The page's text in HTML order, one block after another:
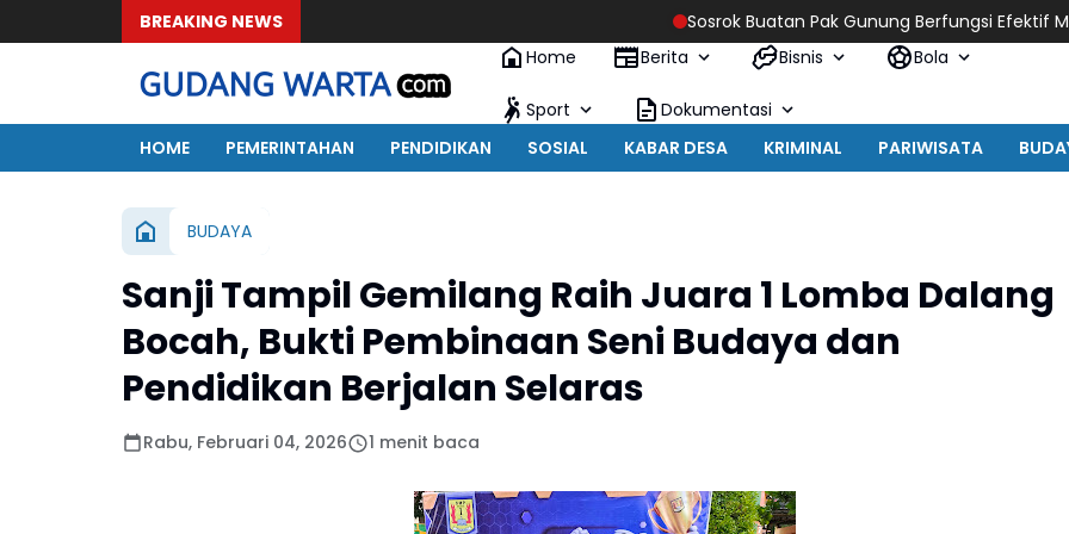
BREAKING NEWS Sosrok Buatan Pak Gunung Berfungsi Efektif Merapikan
Home
Berita Bisnis Bola
Sport
Dokumentasi
HOME
PEMERINTAHAN PENDIDIKAN SOSIAL KABAR DESA KRIMINAL PARIWISATA
BUDAYA
Sanji Tampil Gemilang Raih Juara 1 Lomba Dalang
Bocah, Bukti Pembinaan Seni Budaya dan
Pendidikan Berjalan Selaras
Rabu, Februari 04, 2026 1 menit baca